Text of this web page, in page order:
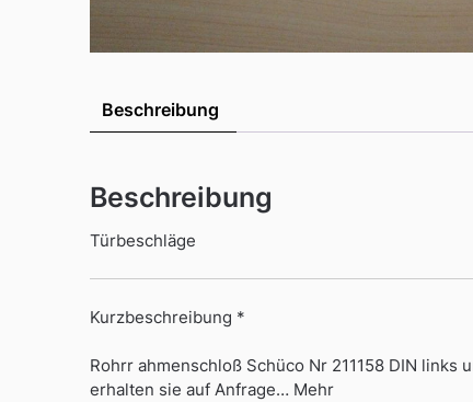
Beschreibung
Beschreibung
Türbeschläge
Kurzbeschreibung *
Rohrr ahmenschloß Schüco Nr 211158 DIN
erhalten sie auf Anfrage… Mehr